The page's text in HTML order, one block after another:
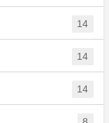
14
14
14